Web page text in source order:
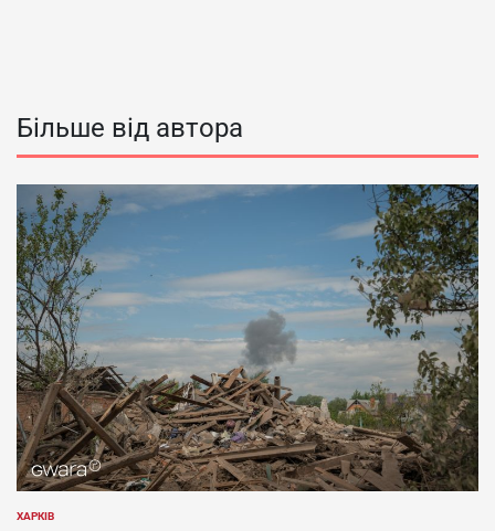
Більше від автора
ОПУБЛІКУВАТИ
ХАРКІВ